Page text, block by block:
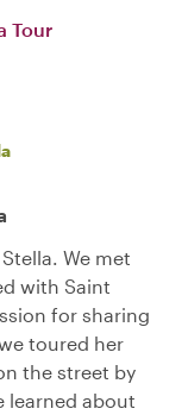
Tour
We met
with Saint
for sharing
toured her
the street by
learned about